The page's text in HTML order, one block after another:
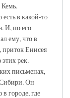
Кемь.
есть в какой-то
И, по его
ему, что в
приток Енисея
рек.
письменах,
Сибири. Он
городе, где